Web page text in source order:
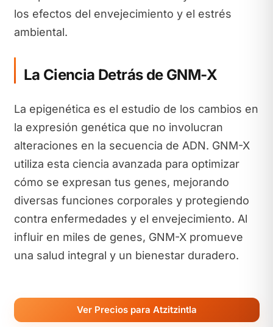
los efectos del envejecimiento y el estrés
ambiental.
La Ciencia Detrás de GNM-X
La epigenética es el estudio de los cambios en
la expresión genética que no involucran
alteraciones en la secuencia de ADN. GNM-X
utiliza esta ciencia avanzada para optimizar
cómo se expresan tus genes, mejorando
diversas funciones corporales y protegiendo
contra enfermedades y el envejecimiento. Al
influir en miles de genes, GNM-X promueve
una salud integral y un bienestar duradero.
Ver Precios para Atzitzintla